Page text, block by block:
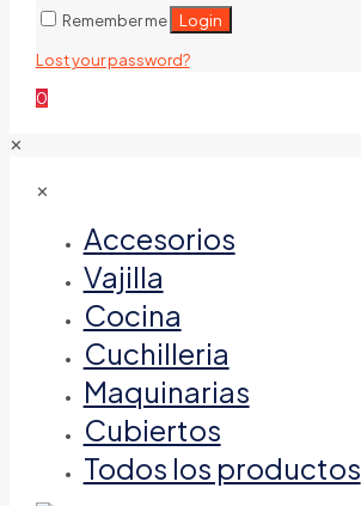
Remember me Login
Lost your password?
0
✕
✕
Accesorios
Vajilla
Cocina
Cuchilleria
Maquinarias
Cubiertos
Todos los productos